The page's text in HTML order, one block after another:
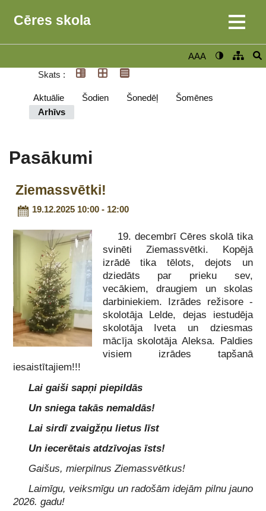
Cēres skola
AAA
Skats :
Aktuālie Šodien Šonedēļ
Šomēnes
Arhīvs
Pasākumi
Ziemassvētki!
19.12.2025 10:00 - 12:00
19. decembrī Cēres skolā tika
svinēti Ziemassvētki. Kopējā
izrādē tika tēlots, dejots un
dziedāts par prieku sev,
vecākiem, draugiem un skolas
darbiniekiem. Izrādes režisore -
skolotāja Lelde, dejas iestudēja
skolotāja Iveta un dziesmas
mācīja skolotāja Aleksa. Paldies
visiem izrādes tapšanā
iesaistītajiem!!!
Lai gaiši sapņi piepildās
Un sniega takās nemaldās!
Lai sirdī zvaigžņu lietus līst
Un iecerētais atdzīvojas īsts!
Gaišus, mierpilnus Ziemassvētkus!
Laimīgu, veiksmīgu un radošām idejām pilnu jauno
2026. gadu!